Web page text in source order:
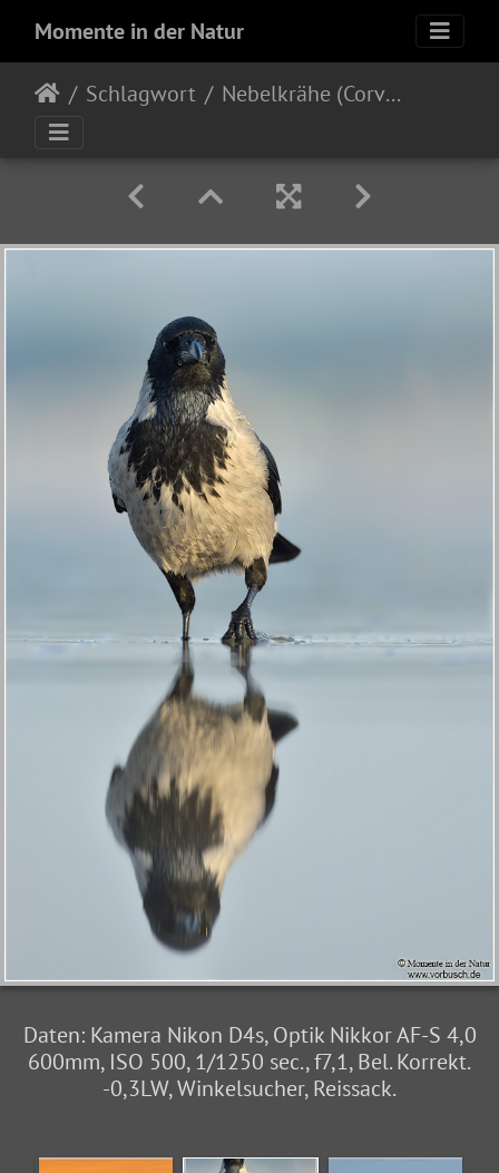
Momente in der Natur
Schlagwort Nebelkrähe (Corvus corone cornix)
Daten: Kamera Nikon D4s, Optik Nikkor AF-S 4,0
600mm, ISO 500, 1/1250 sec., f7,1, Bel. Korrekt.
-0,3LW, Winkelsucher, Reissack.